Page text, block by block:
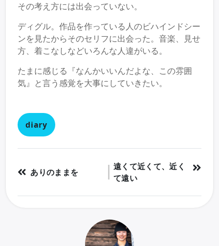
その考え方には出会っていない。
ディグル。作品を作っている人のビハインドシー
ンを見たからそのセリフに出会った。音楽、見せ
方、着こなしなどいろんな人違がいる。
たまに感じる『なんかいいんだよな、この雰囲
気』と言う感覚を大事にしていきたい。
diary
ありのままを
遠くて近くて、近く
て遠い